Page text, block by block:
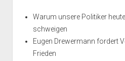
Warum unsere Politiker
schweigen
Eugen Drewermann fordert
Frieden